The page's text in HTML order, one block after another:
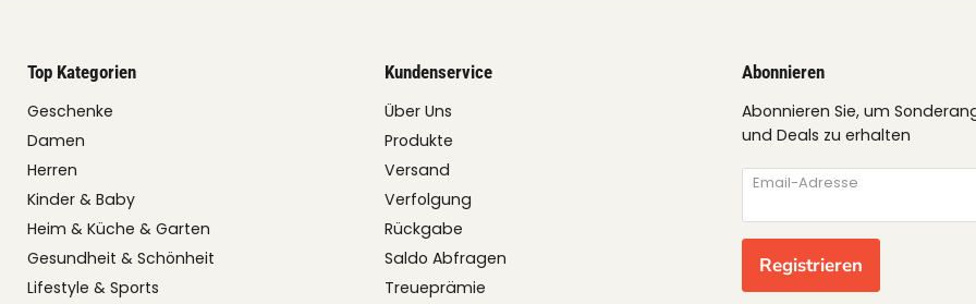
Top Kategorien
Geschenke
Damen
Herren
Kinder & Baby
Heim & Küche & Garten
Gesundheit & Schönheit
Lifestyle & Sports
Kundenservice
Über Uns
Produkte
Versand
Verfolgung
Rückgabe
Saldo Abfragen
Treueprämie
Abonnieren
Abonnieren Sie, um
und Deals zu erhalten
Email-Adresse
Registrieren